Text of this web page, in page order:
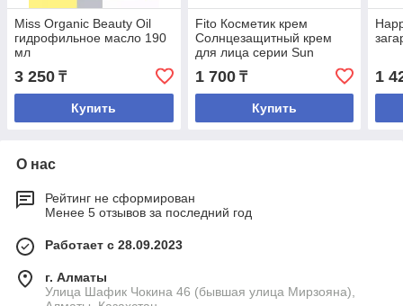
Miss Organic Beauty Oil
гидрофильное масло 190
мл
3 250 ₸
Купить
Fito Косметик крем
Солнцезащитный крем
для лица серии Sun
Screen 50 SPF для лица
50 мл
1 700₸
Купить
1
О нас
Рейтинг не сформирован
Менее 5 отзывов за последний год
Работает с 28.09.2023
г. Алматы
Улица Шафик Чокина 46 (бывшая улица Мирзояна),